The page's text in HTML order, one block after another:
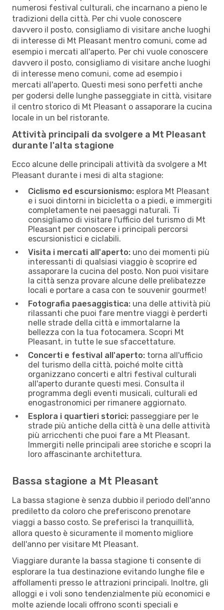
numerosi festival culturali, che incarnano a pieno le
tradizioni della città. Per chi vuole conoscere
davvero il posto, consigliamo di visitare anche luoghi
di interesse di Mt Pleasant mentro comuni, come ad
esempio i mercati all'aperto. Per chi vuole conoscere
davvero il posto, consigliamo di visitare anche luoghi
di interesse meno comuni, come ad esempio i
mercati all'aperto. Questi mesi sono perfetti anche
per godersi delle lunghe passeggiate in città, visitare
il centro storico di Mt Pleasant o assaporare la cucina
locale in un bel ristorante.
Attività principali da svolgere a Mt Pleasant
durante l'alta stagione
Ecco alcune delle principali attività da svolgere a Mt
Pleasant durante i mesi di alta stagione:
Ciclismo ed escursionismo: esplora Mt Pleasant
e i suoi dintorni in bicicletta o a piedi, e immergiti
completamente nei paesaggi naturali. Ti
consigliamo di visitare l'ufficio del turismo di Mt
Pleasant per conoscere i principali percorsi
escursionistici e ciclabili.
Visita i mercati all'aperto: uno dei momenti più
interessanti di qualsiasi viaggio è scoprire ed
assaporare la cucina del posto. Non puoi visitare
la città senza provare alcune delle prelibatezze
locali e portare a casa con te souvenir gourmet!
Fotografia paesaggistica: una delle attività più
rilassanti che puoi fare mentre viaggi è perderti
nelle strade della città e immortalarne la
bellezza con la tua fotocamera. Scopri Mt
Pleasant, in tutte le sue sfaccettature.
Concerti e festival all'aperto: torna all'ufficio
del turismo della città, poiché molte città
organizzano concerti e altri festival culturali
all'aperto durante questi mesi. Consulta il
programma degli eventi musicali, culturali ed
enogastronomici per rimanere aggiornato.
Esplora i quartieri storici: passeggiare per le
strade più antiche della città è una delle attività
più arricchenti che puoi fare a Mt Pleasant.
Immergiti nelle principali aree storiche e scopri la
loro affascinante architettura.
Bassa stagione a Mt Pleasant
La bassa stagione è senza dubbio il periodo dell'anno
prediletto da coloro che preferiscono prenotare
viaggi a basso costo. Se preferisci la tranquillità,
allora questo è sicuramente il momento migliore
dell'anno per visitare Mt Pleasant.
Viaggiare durante la bassa stagione ti consente di
esplorare la tua destinazione evitando lunghe file e
affollamenti presso le attrazioni principali. Inoltre, gli
alloggi e i voli sono tendenzialmente più economici e
molte aziende locali offrono sconti speciali e